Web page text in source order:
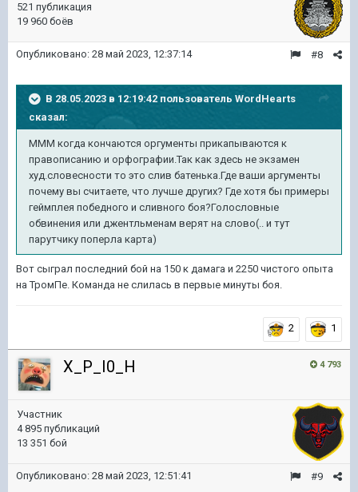
521 публикация
19 960 боёв
#8
Опубликовано: 28 май 2023, 12:37:14
В 28.05.2023 в 12:19:42 пользователь WordHearts
сказал:
МММ когда кончаются оргументы прикапываются к
правописанию и орфографии.Так как здесь не экзамен
худ.словесности то это слив батенька.Где ваши аргументы
почему вы считаете, что лучше других? Где хотя бы примеры
геймплея победного и сливного боя?Голословные
обвинения или джентльменам верят на слово(.. и тут
парутчику поперла карта)
Вот сыграл последний бой на 150 к дамага и 2250 чистого опыта
на ТромПе. Команда не слилась в первые минуты боя.
2 1
4 793
X_P_I0_H
Участник
4 895 публикаций
13 351 бой
#9
Опубликовано: 28 май 2023, 12:51:41